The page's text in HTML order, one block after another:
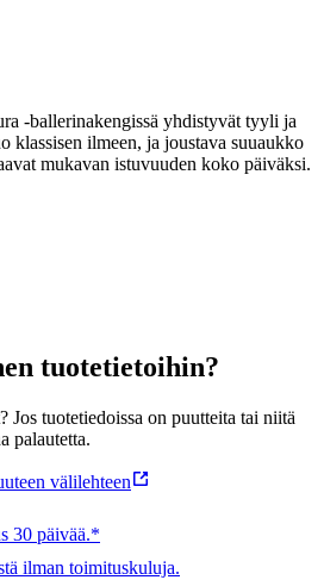
-ballerinakengissä yhdistyvät tyyli ja
klassisen ilmeen, ja joustava suuaukko
mukavan istuvuuden koko päiväksi.
tuotetietoihin?
Jos tuotetiedoissa on puutteita tai niitä
palautetta.
välilehteen
30 päivää.*
ilman toimituskuluja.